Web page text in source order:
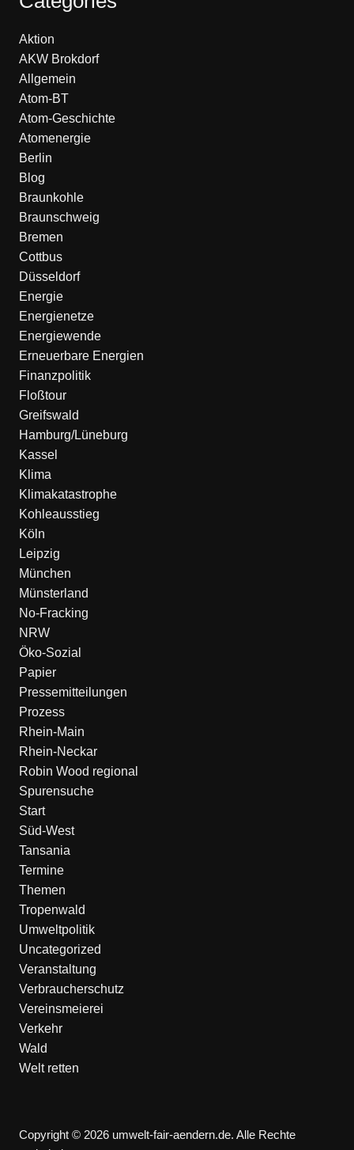
Aktion
AKW Brokdorf
Allgemein
Atom-BT
Atom-Geschichte
Atomenergie
Berlin
Blog
Braunkohle
Braunschweig
Bremen
Cottbus
Düsseldorf
Energie
Energienetze
Energiewende
Erneuerbare Energien
Finanzpolitik
Floßtour
Greifswald
Hamburg/Lüneburg
Kassel
Klima
Klimakatastrophe
Kohleausstieg
Köln
Leipzig
München
Münsterland
No-Fracking
NRW
Öko-Sozial
Papier
Pressemitteilungen
Prozess
Rhein-Main
Rhein-Neckar
Robin Wood regional
Spurensuche
Start
Süd-West
Tansania
Termine
Themen
Tropenwald
Umweltpolitik
Uncategorized
Veranstaltung
Verbraucherschutz
Vereinsmeierei
Verkehr
Wald
Welt retten
Copyright © 2026 umwelt-fair-aendern.de. Alle Rechte